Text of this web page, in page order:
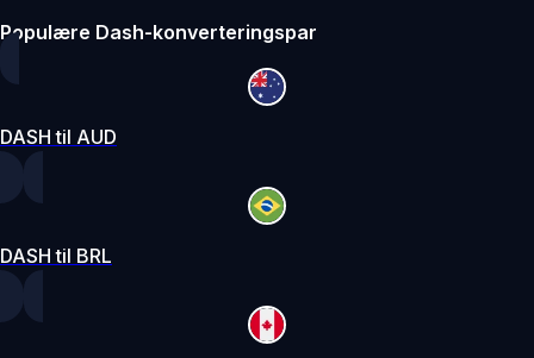
Populære Dash-konverteringspar
DASH til AUD
DASH til BRL